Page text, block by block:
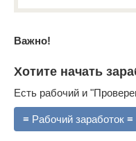
Важно!
Хотите начать
Есть рабочий и
≡ Рабочий заработок ≡